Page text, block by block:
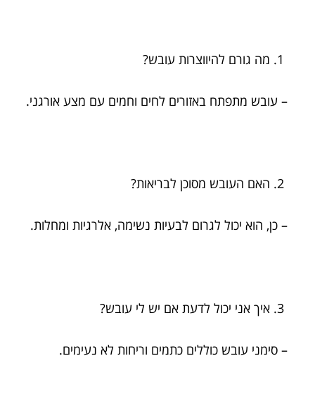
מה גורם להיווצרות עובש?
– עובש מתפתח באזורים לחים וחמים עם מצע אורגני.
האם העובש מסוכן לבריאות?
– כן, הוא יכול לגרום לבעיות נשימה, אלרגיות ומחלות.
איך אני יכול לדעת אם יש לי עובש?
– סימני עובש כוללים כתמים וריחות לא נעימים.